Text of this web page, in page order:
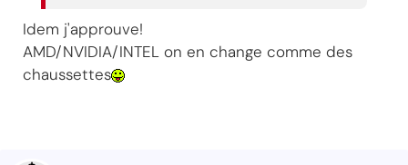
Idem j'approuve!
AMD/NVIDIA/INTEL on en change comme des
chaussettes